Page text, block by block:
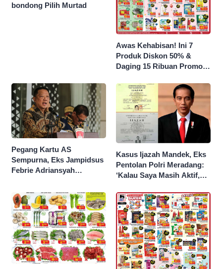
bondong Pilih Murtad
Awas Kehabisan! Ini 7
Produk Diskon 50% &
Daging 15 Ribuan Promo
Malam Ini
Pegang Kartu AS
Sempurna, Eks Jampidsus
Febrie Adriansyah
Kasus Ijazah Mandek, Eks
Pentolan Polri Meradang:
‘Kalau Saya Masih Aktif,